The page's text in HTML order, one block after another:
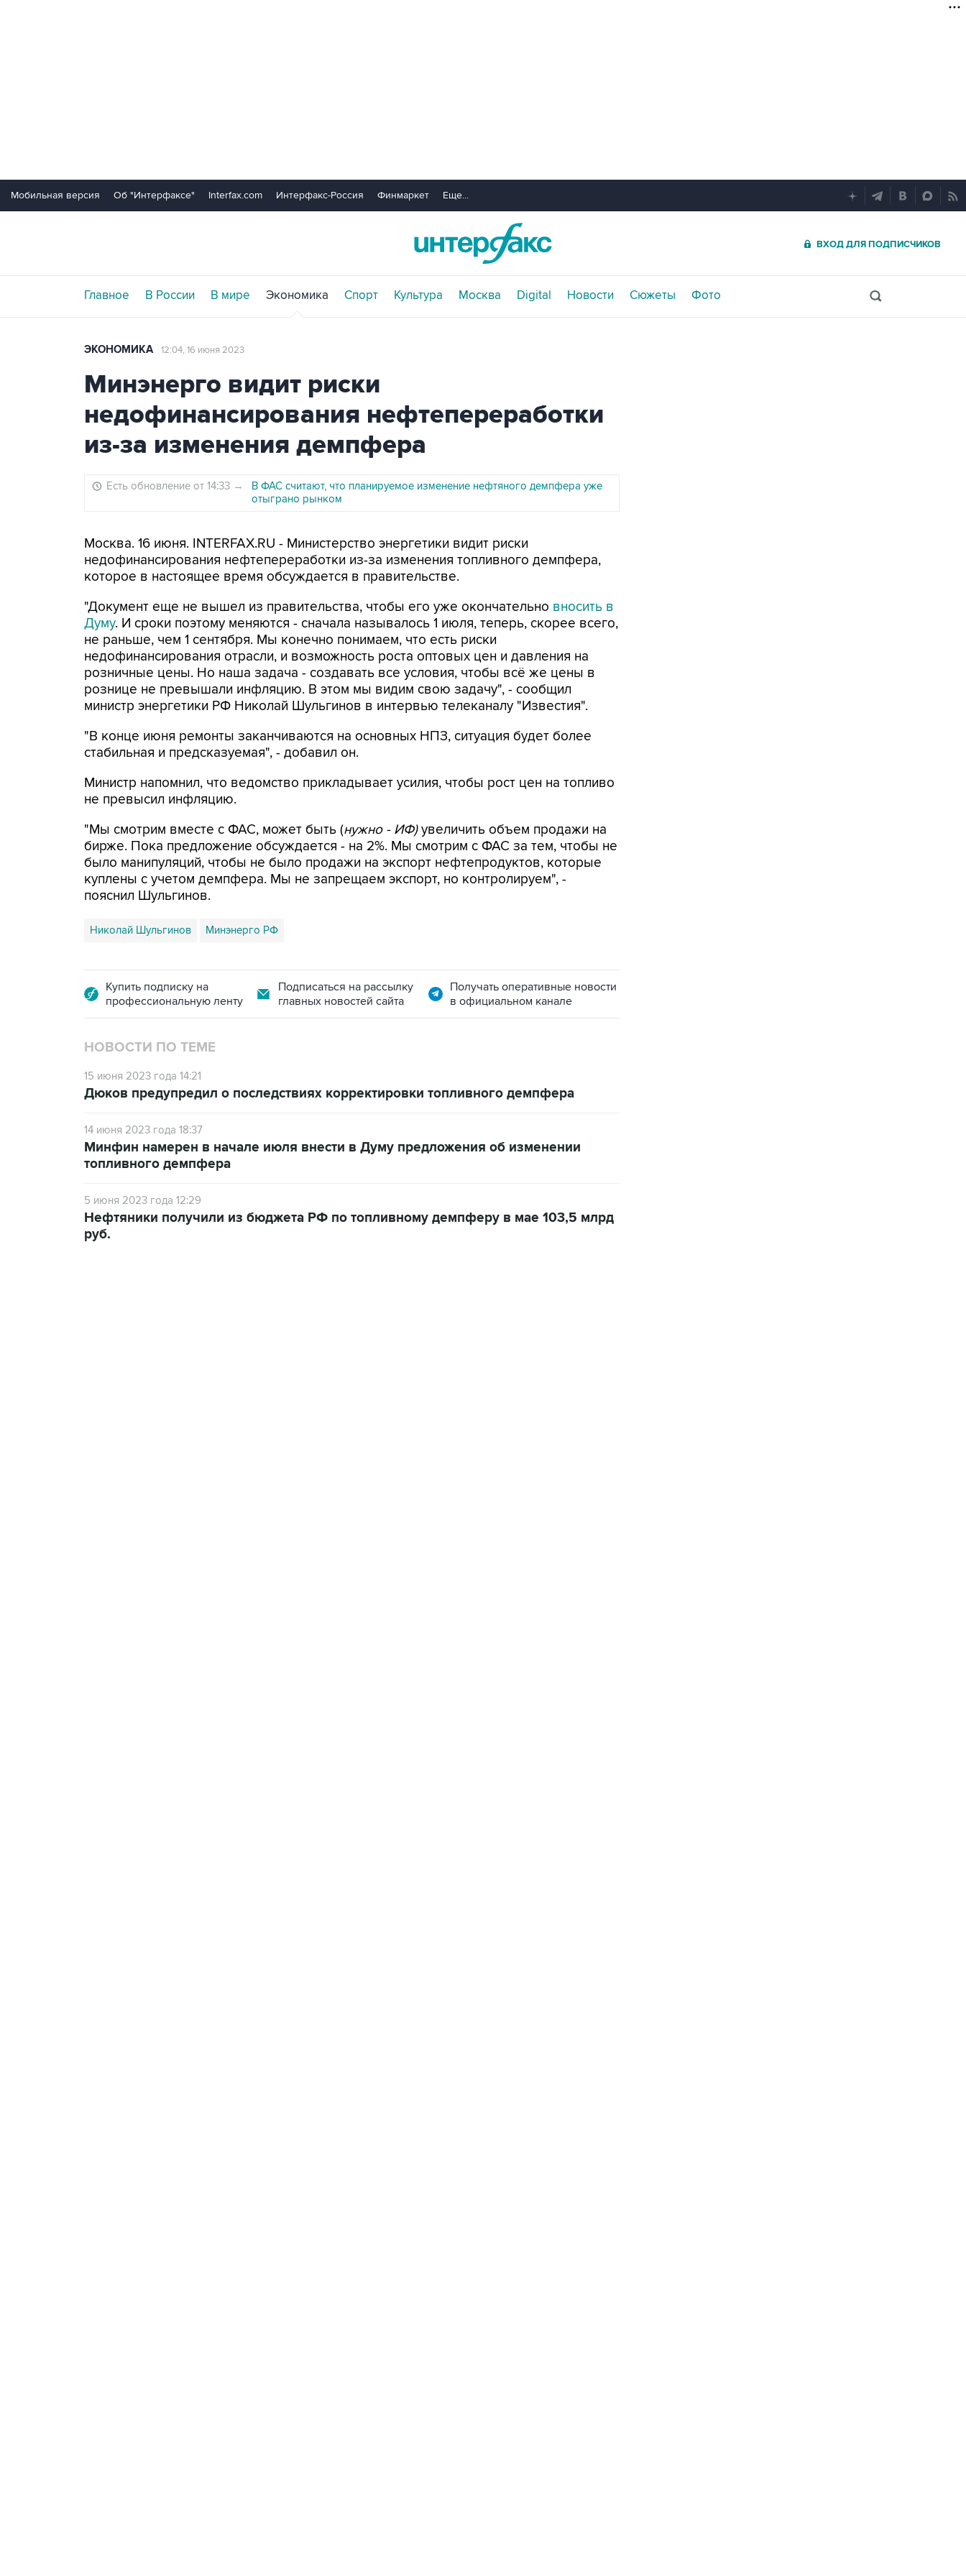
Мобильная версия Об "Интерфаксе" Interfax.com Интерфакс-Россия Финмаркет Еще...
ВХОД ДЛЯ ПОДПИСЧИКОВ
Главное В России В мире Экономика Спорт Культура Москва Digital Новости Сюжеты Фото
ЭКОНОМИКА 12:04, 16 июня 2023
Минэнерго видит риски
недофинансирования нефтепереработки
из-за изменения демпфера
Есть обновление от 14:33 →
В ФАС считают, что планируемое изменение нефтяного демпфера уже
отыграно рынком
Москва. 16 июня. INTERFAX.RU - Министерство энергетики видит риски
недофинансирования нефтепереработки из-за изменения топливного демпфера,
которое в настоящее время обсуждается в правительстве.
"Документ еще не вышел из правительства, чтобы его уже окончательно вносить в
Думу. И сроки поэтому меняются - сначала называлось 1 июля, теперь, скорее всего,
не раньше, чем 1 сентября. Мы конечно понимаем, что есть риски
недофинансирования отрасли, и возможность роста оптовых цен и давления на
розничные цены. Но наша задача - создавать все условия, чтобы всё же цены в
рознице не превышали инфляцию. В этом мы видим свою задачу", - сообщил
министр энергетики РФ Николай Шульгинов в интервью телеканалу "Известия".
"В конце июня ремонты заканчиваются на основных НПЗ, ситуация будет более
стабильная и предсказуемая", - добавил он.
Министр напомнил, что ведомство прикладывает усилия, чтобы рост цен на топливо
не превысил инфляцию.
"Мы смотрим вместе с ФАС, может быть (нужно - ИФ)увеличить объем продажи на
бирже. Пока предложение обсуждается - на 2%. Мы смотрим с ФАС за тем, чтобы не
было манипуляций, чтобы не было продажи на экспорт нефтепродуктов, которые
куплены с учетом демпфера. Мы не запрещаем экспорт, но контролируем", -
пояснил Шульгинов.
Николай Шульгинов Минэнерго РФ
Купить подписку на
профессиональную ленту
Подписаться на рассылку
главных новостей сайта
Получать оперативные новости
в официальном канале
НОВОСТИ ПО ТЕМЕ
15 июня 2023 года 14:21
Дюков предупредил о последствиях корректировки топливного демпфера
14 июня 2023 года 18:37
Минфин намерен в начале июля внести в Думу предложения об изменении
топливного демпфера
5 июня 2023 года 12:29
Нефтяники получили из бюджета РФ по топливному демпферу в мае 103,5 млрд
руб.